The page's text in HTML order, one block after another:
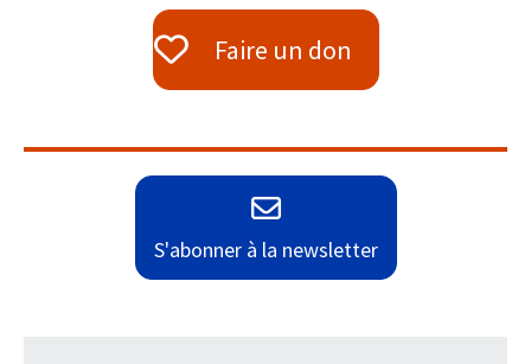
Faire un don
S'abonner à la newsletter